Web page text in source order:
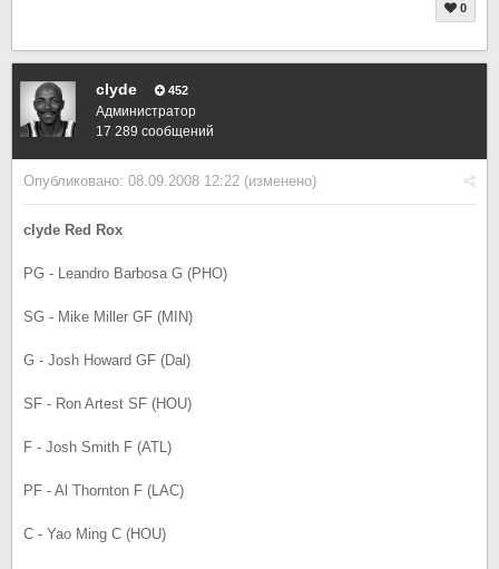
0
clyde 452
Администратор
17 289 сообщений
Опубликовано: 08.09.2008 12:22 (изменено)
clyde Red Rox
PG - Leandro Barbosa G (PHO)
SG - Mike Miller GF (MIN)
G - Josh Howard GF (Dal)
SF - Ron Artest SF (HOU)
F - Josh Smith F (ATL)
PF - Al Thornton F (LAC)
C - Yao Ming С (HOU)